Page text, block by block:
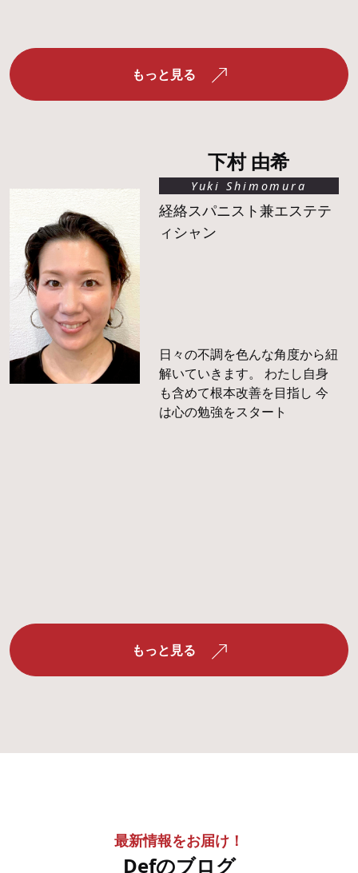
もっと見る
下村 由希
Yuki Shimomura
経絡スパニスト兼エステテ
ィシャン
日々の不調を色んな角度から紐
解いていきます。 わたし自身
も含めて根本改善を目指し 今
は心の勉強をスタート
もっと見る
最新情報をお届け！
Defのブログ